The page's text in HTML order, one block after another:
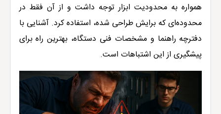
همواره به محدودیت ابزار توجه داشت و از آن فقط در
محدوده‌ای که برایش طراحی شده، استفاده کرد. آشنایی با
دفترچه راهنما و مشخصات فنی دستگاه، بهترین راه برای
پیشگیری از این اشتباهات است.